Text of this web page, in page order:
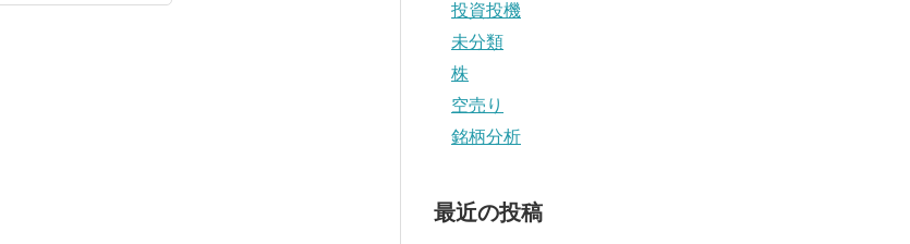
投資投機
未分類
株
空売り
銘柄分析
最近の投稿